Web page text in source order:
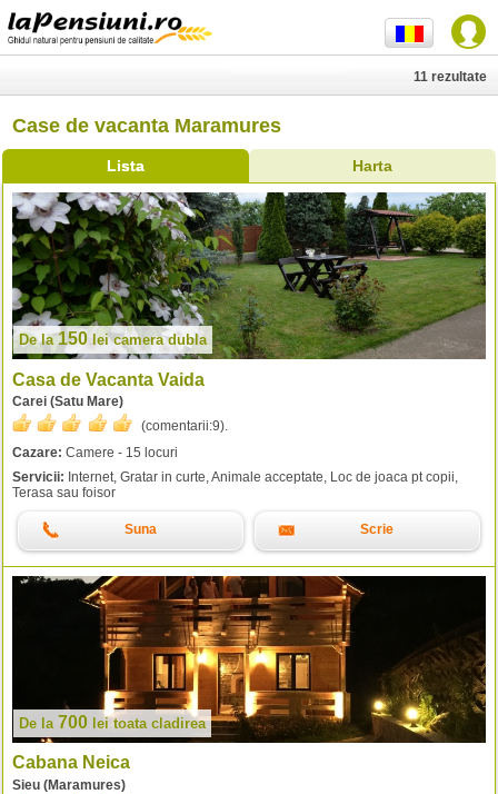
Case de vacanta Maramures
Lista Harta
11 rezultate
De la 150 leicamera dubla
Casa de Vacanta Vaida
Carei (Satu Mare)
(comentarii:9).
Cazare: Camere - 15 locuri
Servicii: Internet, Gratar in curte, Animale acceptate, Loc de joaca pt copii,
Terasa sau foisor
Suna Scrie
De la 700 leitoata cladirea
Cabana Neica
Sieu (Maramures)